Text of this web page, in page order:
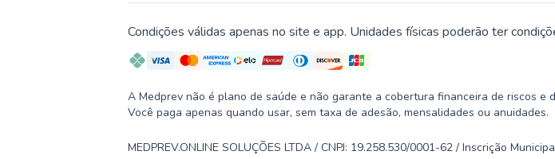
Condições válidas apenas no site e app. Unidades físicas poderão ter
A Medprev não é plano de saúde e não garante a cobertura financeira de riscos e
Você paga apenas quando usar, sem taxa de adesão, mensalidades ou anuidades.
MEDPREV.ONLINE SOLUÇÕES LTDA / CNPJ: 19.258.530/0001-62 / Inscrição